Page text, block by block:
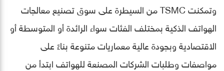
وتمكنت TSMC من السيطرة على سوق تصنيع معالجات
الهواتف الذكية بمختلف الفئات سواء الرائدة أو المتوسطة أو
الاقتصادية وبجودة عالية معماريات متنوعة بناءً على
مواصفات وطلبات الشركات المصنعة للهواتف ابتدأ من